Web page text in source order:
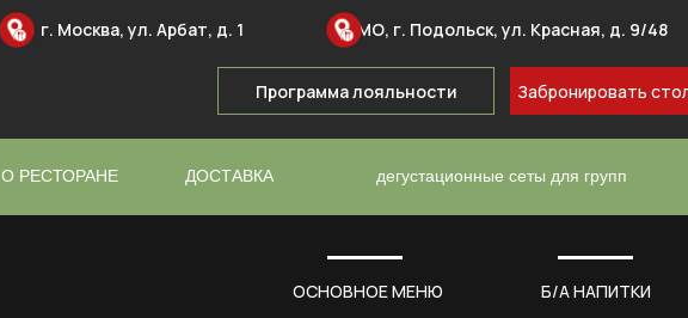
МО, г. Подольск, ул. Красная, д. 9/48
дегустационные сеты для групп
О РЕСТОРАНЕ
Забронировать
г. Москва, ул. Арбат, д. 1
Программа лояльности
ДОСТАВКА
ОСНОВНОЕ МЕНЮ Б/А НАПИТКИ